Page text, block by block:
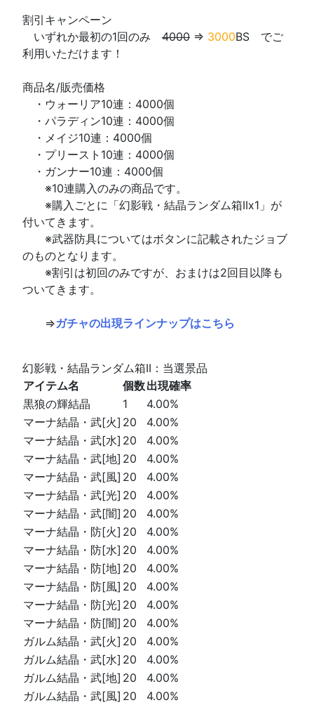
割引キャンペーン
いずれか最初の1回のみ 4000 ⇒ 3000BS でご
利用いただけます！
商品名/販売価格
・ウォーリア10連：4000個
・パラディン10連：4000個
・メイジ10連：4000個
・プリースト10連：4000個
・ガンナー10連：4000個
※10連購入のみの商品です。
※購入ごとに「幻影戦・結晶ランダム箱IIx1」が
付いてきます。
※武器防具についてはボタンに記載されたジョブ
のものとなります。
※割引は初回のみですが、おまけは2回目以降も
ついてきます。
⇒ガチャの出現ラインナップはこちら
幻影戦・結晶ランダム箱II：当選景品
アイテム名
個数出現確率
黒狼の輝結晶
1
4.00%
マーナ結晶・武[火] 20
4.00%
マーナ結晶・武[水] 20
4.00%
マーナ結晶・武[地] 20
4.00%
マーナ結晶・武[風] 20
4.00%
マーナ結晶・武[光] 20
4.00%
マーナ結晶・武[闇] 20
4.00%
マーナ結晶・防[火] 20
4.00%
マーナ結晶・防[水] 20
4.00%
マーナ結晶・防[地] 20
4.00%
マーナ結晶・防[風] 20
4.00%
マーナ結晶・防[光] 20
4.00%
マーナ結晶・防[闇] 20
4.00%
ガルム結晶・武[火] 20
4.00%
ガルム結晶・武[水] 20
4.00%
ガルム結晶・武[地] 20
4.00%
ガルム結晶・武[風] 20
4.00%